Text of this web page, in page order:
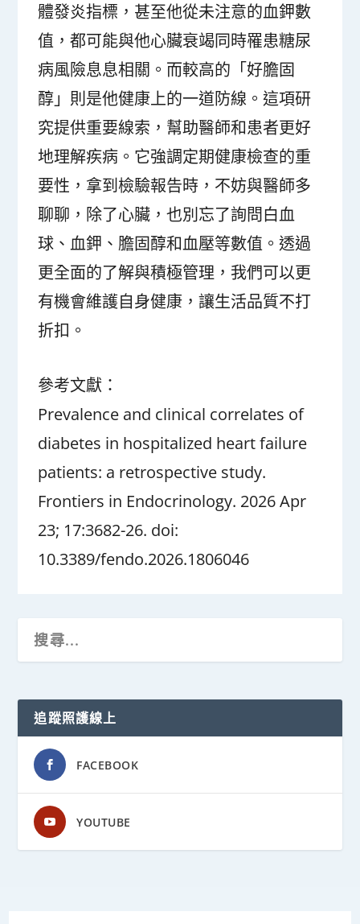
體發炎指標，甚至他從未注意的血鉀數
值，都可能與他心臟衰竭同時罹患糖尿
病風險息息相關。而較高的「好膽固
醇」則是他健康上的一道防線。這項研
究提供重要線索，幫助醫師和患者更好
地理解疾病。它強調定期健康檢查的重
要性，拿到檢驗報告時，不妨與醫師多
聊聊，除了心臟，也別忘了詢問白血
球、血鉀、膽固醇和血壓等數值。透過
更全面的了解與積極管理，我們可以更
有機會維護自身健康，讓生活品質不打
折扣。
參考文獻：
Prevalence and clinical correlates of
diabetes in hospitalized heart failure
patients: a retrospective study.
Frontiers in Endocrinology. 2026 Apr
23; 17:3682-26. doi:
10.3389/fendo.2026.1806046
追蹤照護線上
FACEBOOK
YOUTUBE